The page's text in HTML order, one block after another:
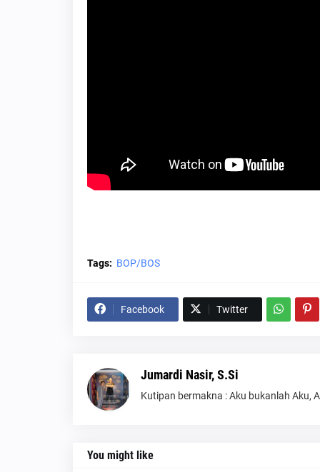
Tags: BOP/BOS
Facebook Twitter
Jumardi Nasir, S.Si
Kutipan bermakna : Aku bukanlah Aku,
You might like